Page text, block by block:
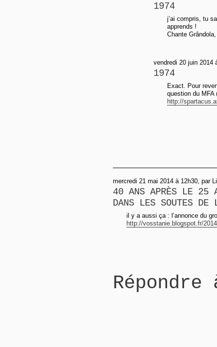
1974
j’ai compris, tu
apprends !
Chante
vendredi 20 juin 2014
1974
Exact. Pour
question du MFA
http://
mercredi 21 mai 2014 à 12h30, par
40 ANS APRÈS LE 25
DANS LES SOUTES
il y a aussi ça : l’annonce du
http://vosstanie.blogspot.fr/